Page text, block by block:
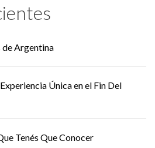
Argentina
Única en el Fin Del
Tenés Que Conocer